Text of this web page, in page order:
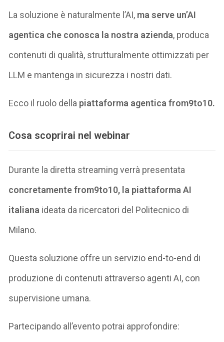
La soluzione è naturalmente l’AI, ma serve un’AI
agentica che conosca la nostra azienda, produca
contenuti di qualità, strutturalmente ottimizzati per
LLM e mantenga in sicurezza i nostri dati.
Ecco il ruolo della piattaforma agentica from9to10.
Cosa scoprirai nel webinar
Durante la diretta streaming verrà presentata
concretamente from9to10, la piattaforma AI
italiana ideata da ricercatori del Politecnico di
Milano.
Questa soluzione offre un servizio end-to-end di
produzione di contenuti attraverso agenti AI, con
supervisione umana.
Partecipando all’evento potrai approfondire: